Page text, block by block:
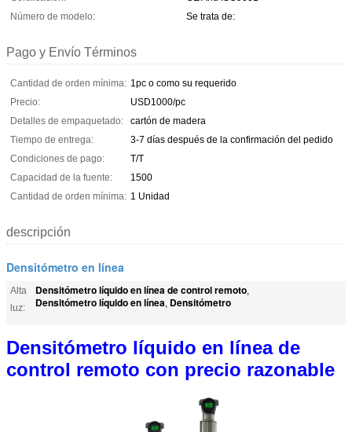
Número de modelo:
Se trata de:
Pago y Envío Términos
Cantidad de orden mínima: 1pc o como su requerido
Precio:
USD1000/pc
Detalles de empaquetado:
cartón de madera
Tiempo de entrega:
3-7 días después de la confirmación del pedido
Condiciones de pago:
T/T
Capacidad de la fuente:
1500
Cantidad de orden mínima: 1 Unidad
descripción
Densitómetro en línea
Alta
luz:
Densitómetro líquido en línea de control remoto,
Densitómetro líquido en línea, Densitómetro
Densitómetro líquido en línea de
control remoto con precio razonable